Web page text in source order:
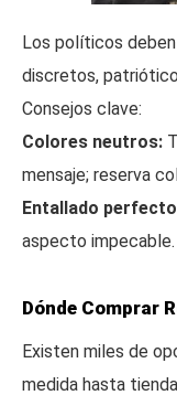
Los políticos
discretos,
Consejos clave:
Colores neutros:
mensaje; reserva
Entallado
aspecto impecable.
Dónde Comprar
Existen miles de
medida hasta